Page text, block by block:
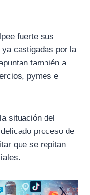
fuerte sus
castigadas por la
también al
pymes e
situación del
proceso de
que se repitan